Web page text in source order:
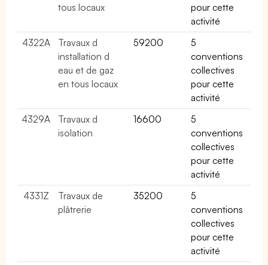
tous locaux
pour cette
activité
4322A
Travaux d
installation d
eau et de gaz
en tous locaux
59200
5
conventions
collectives
pour cette
activité
4329A
Travaux d
isolation
16600
5
conventions
collectives
pour cette
activité
4331Z
Travaux de
plâtrerie
35200
5
conventions
collectives
pour cette
activité